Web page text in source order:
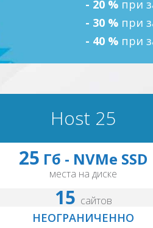
- 20 % при
- 30 % при
- 40 % при
Host 25
25 Гб - NVMe SSD
места на диске
15 сайтов
НЕОГРАНИЧЕННО